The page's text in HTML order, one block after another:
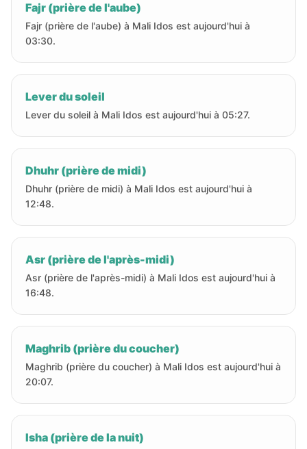
Fajr (prière de l'aube)
Fajr (prière de l'aube) à Mali Idos est aujourd'hui à
03:30.
Lever du soleil
Lever du soleil à Mali Idos est aujourd'hui à 05:27.
Dhuhr (prière de midi)
Dhuhr (prière de midi) à Mali Idos est aujourd'hui à
12:48.
Asr (prière de l'après-midi)
Asr (prière de l'après-midi) à Mali Idos est aujourd'hui à
16:48.
Maghrib (prière du coucher)
Maghrib (prière du coucher) à Mali Idos est aujourd'hui à
20:07.
Isha (prière de la nuit)